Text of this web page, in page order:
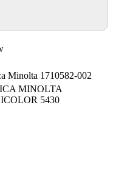
Minolta 1710582-002
MINOLTA
5430